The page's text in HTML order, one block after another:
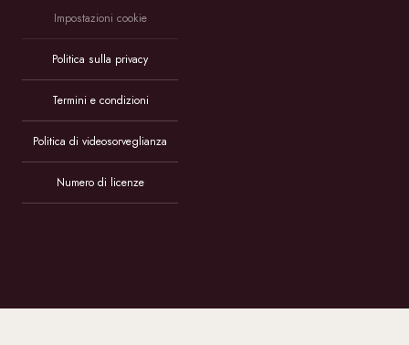
Impostazioni cookie
Politica sulla privacy
Termini e condizioni
Politica di videosorveglianza
Numero di licenze